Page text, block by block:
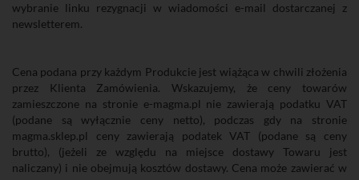
wybranie linku rezygnacji w wiadomości e-mail dostarczanej z
newsletterem.
Cena podana przy każdym Produkcie jest wiążąca w chwili złożenia
przez Klienta Zamówienia. Wskazujemy, że ceny towarów
zamieszczone na stronie e-magma.pl nie zawierają podatku VAT
(podane są wyłącznie ceny netto), podczas gdy na stronie
magma.sklep.pl ceny zawierają podatek VAT (podane są ceny
brutto), (jeżeli ze względu na miejsce dostawy Towaru jest
naliczany) i nie obejmują kosztów dostawy. Cena może zawierać w